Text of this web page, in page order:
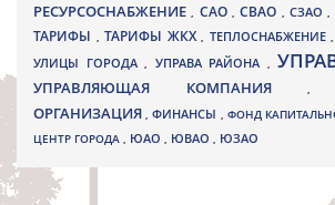
РЕСУРСОСНАБЖЕНИЕ, САО,СВАО ,СЗАО,
ТАРИФЫ , ТАРИФЫ ЖКХ , ТЕПЛОСНАБЖЕНИЕ ,
УЛИЦЫ ГОРОДА , УПРАВА РАЙОНА ,
УПРАВЛЯЮЩАЯ КОМПАНИЯ
ОРГАНИЗАЦИЯ,ФИНАНСЫ , ФОНД
ЦЕНТР ГОРОДА , ЮАО , ЮВАО , ЮЗАО